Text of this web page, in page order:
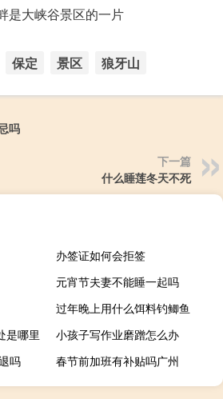
是大峡谷景区的一片
保定 景区 狼牙山
吗
下一篇
什么睡莲冬天不死
办签证如何会拒签
元宵节夫妻不能睡一起吗
过年晚上用什么饵料钓鲫鱼
是哪里
小孩子写作业磨蹭怎么办
吗
春节前加班有补贴吗广州